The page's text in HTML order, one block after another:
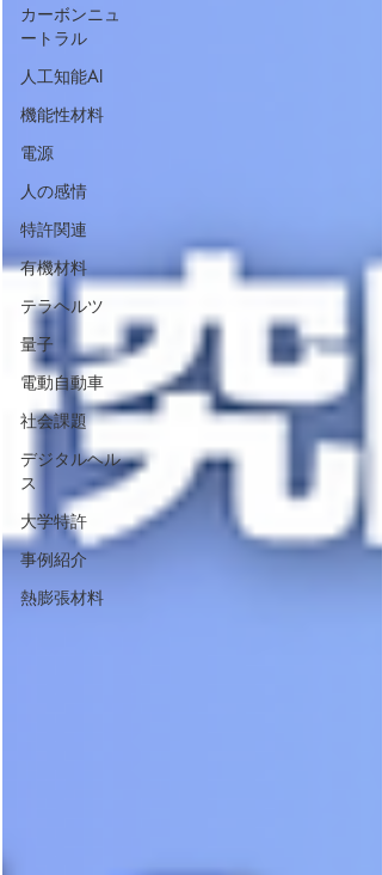
カーボンニュ
ートラル
人工知能AI
機能性材料
電源
人の感情
特許関連
有機材料
テラヘルツ
量子
電動自動車
社会課題
デジタルヘル
ス
大学特許
事例紹介
熱膨張材料